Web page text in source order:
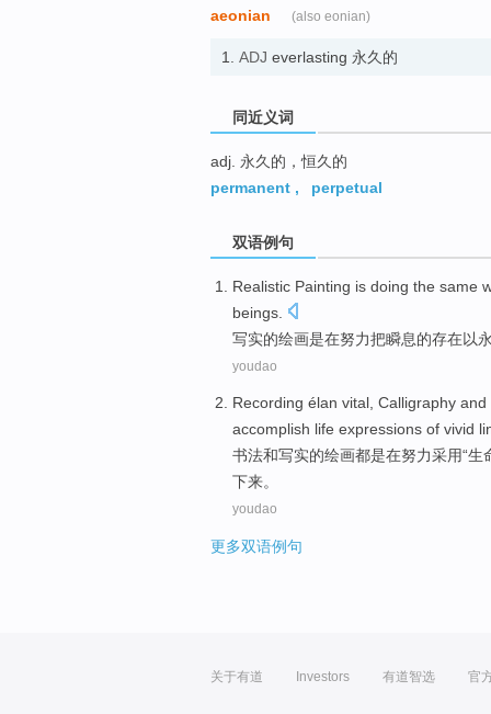
aeonian (also eonian)
1. ADJ everlasting 永久的
同近义词
adj. 永久的，恒久的
permanent , perpetual
双语例句
Realistic Painting is doing the same
beings.
写实的绘画是在努力把瞬息的存在以
youdao
Recording élan vital, Calligraphy and
accomplish life expressions of vivid
书法和写实的绘画都是在努力采用“生
下来。
youdao
更多双语例句
关于有道 Investors 有道智选 官